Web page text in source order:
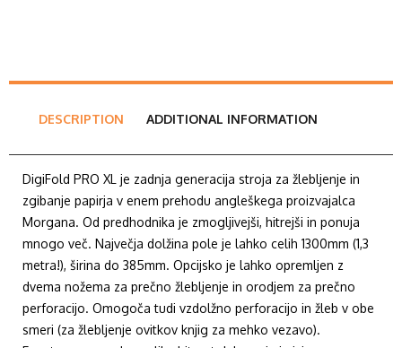
DESCRIPTION ADDITIONAL INFORMATION
DigiFold PRO XL je zadnja generacija stroja za žlebljenje in
zgibanje papirja v enem prehodu angleškega proizvajalca
Morgana. Od predhodnika je zmogljivejši, hitrejši in ponuja
mnogo več. Največja dolžina pole je lahko celih 1300mm (1,3
metra!), širina do 385mm. Opcijsko je lahko opremljen z
dvema nožema za prečno žlebljenje in orodjem za prečno
perforacijo. Omogoča tudi vzdolžno perforacijo in žleb v obe
smeri (za žlebljenje ovitkov knjig za mehko vezavo).